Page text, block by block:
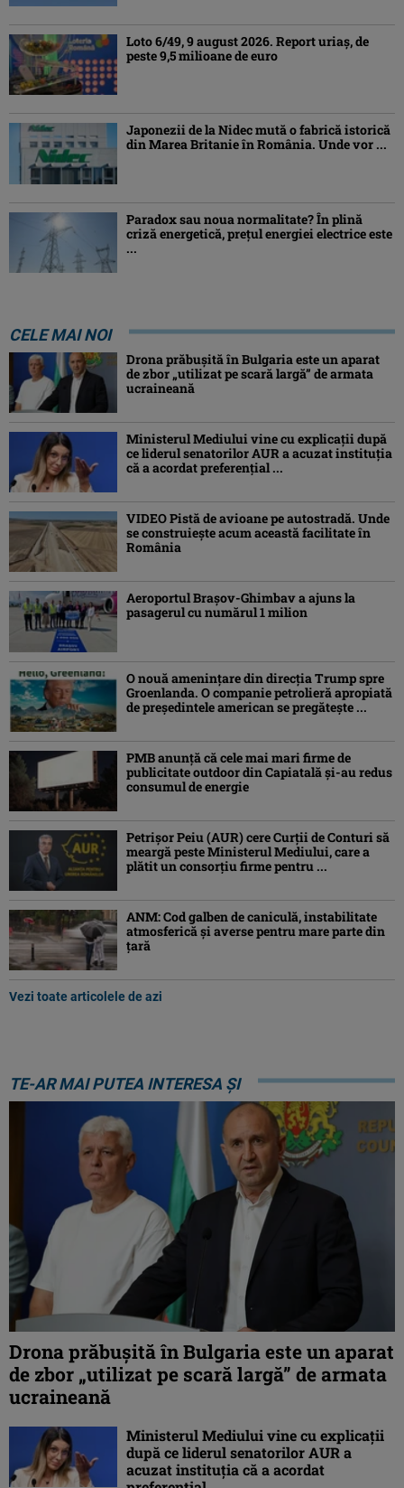
Loto 6/49, 9 august 2026. Report uriaș, de
peste 9,5 milioane de euro
Japonezii de la Nidec mută o fabrică istorică
din Marea Britanie în România. Unde vor ...
Paradox sau noua normalitate? În plină
criză energetică, prețul energiei electrice este
...
CELE MAI NOI
Drona prăbuşită în Bulgaria este un aparat
de zbor „utilizat pe scară largă” de armata
ucraineană
Ministerul Mediului vine cu explicații după
ce liderul senatorilor AUR a acuzat instituția
că a acordat preferențial ...
VIDEO Pistă de avioane pe autostradă. Unde
se construiește acum această facilitate în
România
Aeroportul Brașov-Ghimbav a ajuns la
pasagerul cu numărul 1 milion
O nouă amenințare din direcția Trump spre
Groenlanda. O companie petrolieră apropiată
de președintele american se pregătește ...
PMB anunță că cele mai mari firme de
publicitate outdoor din Capiatală și-au redus
consumul de energie
Petrişor Peiu (AUR) cere Curții de Conturi să
meargă peste Ministerul Mediului, care a
plătit un consorţiu firme pentru ...
ANM: Cod galben de caniculă, instabilitate
atmosferică și averse pentru mare parte din
țară
Vezi toate articolele de azi
TE-AR MAI PUTEA INTERESA ȘI
Drona prăbuşită în Bulgaria este un aparat
de zbor „utilizat pe scară largă” de armata
ucraineană
Ministerul Mediului vine cu explicații
după ce liderul senatorilor AUR a
acuzat instituția că a acordat